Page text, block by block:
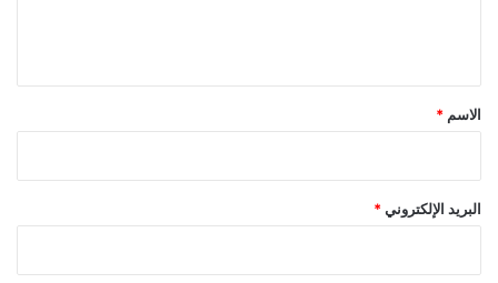
*
الاسم *
البريد الإلكتروني *